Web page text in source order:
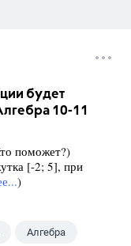
будет
10-11
поможет?)
[-2; 5], при
)
Алгебра